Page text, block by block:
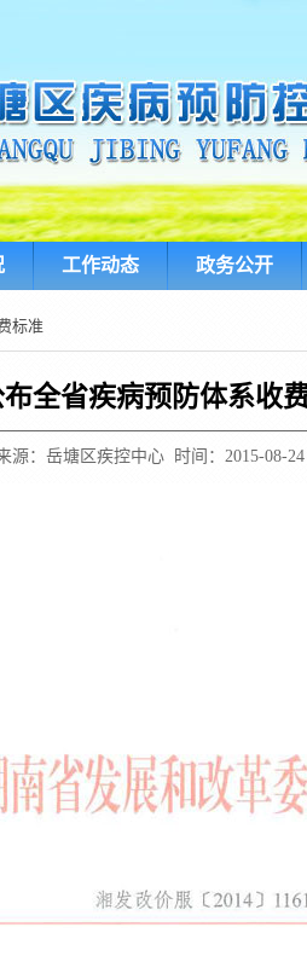
工作动态 政务公开
标准
全省疾病预防体系收
源：岳塘区疾控中心 时间：2015-08-